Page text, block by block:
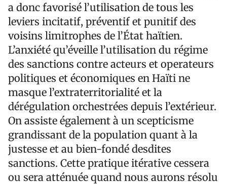
a donc favorisé l’utilisation de tous les
leviers incitatif, préventif et punitif des
voisins limitrophes de l’État haïtien.
L’anxiété qu’éveille l’utilisation du régime
des sanctions contre acteurs et operateurs
politiques et économiques en Haïti ne
masque l’extraterritorialité et la
dérégulation orchestrées depuis l’extérieur.
On assiste également à un scepticisme
grandissant de la population quant à la
justesse et au bien-fondé desdites
sanctions. Cette pratique itérative cessera
ou sera atténuée quand nous aurons résolu